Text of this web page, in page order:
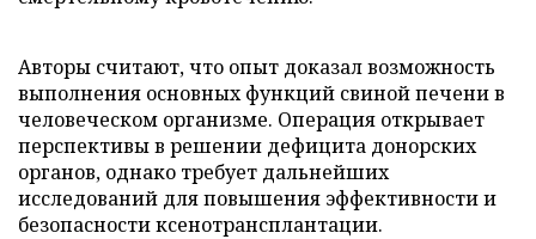
Авторы считают, что опыт доказал возможность
выполнения основных функций свиной печени в
человеческом организме. Операция открывает
перспективы в решении дефицита донорских
органов, однако требует дальнейших
исследований для повышения эффективности и
безопасности ксенотрансплантации.